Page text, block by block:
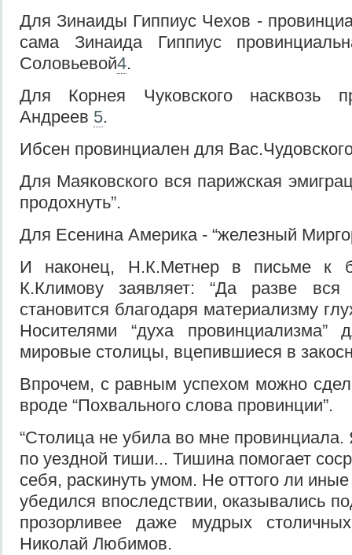
Для Зинаиды Гиппиус Чехов -
сама Зинаида Гиппиус
Соловьевой4.
Для Корнея Чуковского насквозь
Андреев 5.
Ибсен провинциален для
Для Маяковского вся парижская
продохнуть”.
Для Есенина Америка - “железный
И наконец, Н.К.Метнер в письме к
К.Климову заявляет: “Да разве
становится благодаря материализму
Носителями “духа провинциализма”
мировые столицы, вцепившиеся в
Впрочем, с равным успехом можно
вроде “Похвального слова провинции”.
“Столица не убила во мне провинциала.
по уездной тиши... Тишина помогает
себя, раскинуть умом. Не оттого ли
убедился впоследствии, оказывались
прозорливее даже мудрых
Николай Любимов.